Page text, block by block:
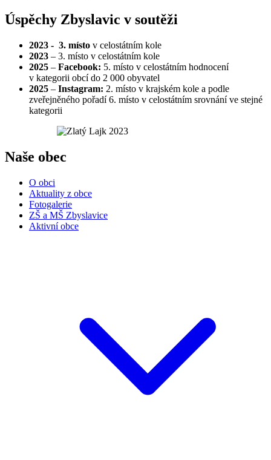
Úspěchy Zbyslavic v soutěži
2023 - 3. místo v celostátním kole
2023 – 3. místo v celostátním kole
2025 – Facebook: 5. místo v celostátním hodnocení
v kategorii obcí do 2 000 obyvatel
2025 – Instagram: 2. místo v krajském kole a podle
zveřejněného pořadí 6. místo v celostátním srovnání ve stejné
kategorii
Naše obec
O obci
Aktuality z obce
Fotogalerie
ZŠ a MŠ Zbyslavice
Aktivní obce